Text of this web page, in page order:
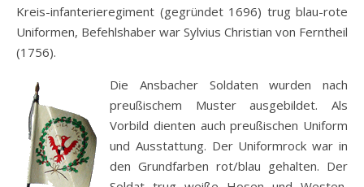
Kreis-infanterieregiment (gegründet 1696) trug blau-rote
Uniformen, Befehlshaber war Sylvius Christian von Ferntheil
(1756).
Die Ansbacher Soldaten wurden nach
preußischem Muster ausgebildet. Als
Vorbild dienten auch preußischen Uniform
und Ausstattung. Der Uniformrock war in
den Grundfarben rot/blau gehalten. Der